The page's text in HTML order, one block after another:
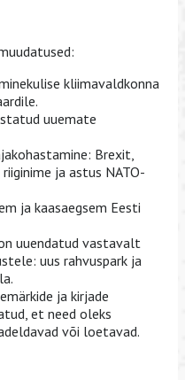
kliimavaldkonna
uuemate
Brexit,
ja astus NATO-
ja kaasaegsem Eesti
uuendatud vastavalt
uus rahvuspark ja
ja kirjade
et need oleks
või loetavad.